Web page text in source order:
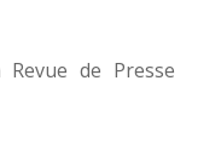
de Presse